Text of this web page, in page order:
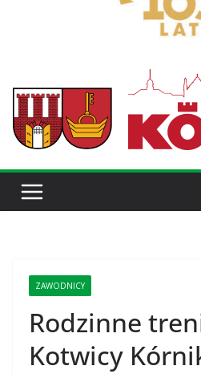
ZAWODNICY
Rodzinne
Kotwicy